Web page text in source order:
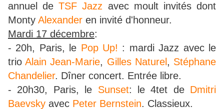
annuel deTSF Jazz avec moult invités dont
Monty Alexander en invité d'honneur.
Mardi 17 décembre:
- 20h, Paris, le Pop Up! : mardi Jazz avec le
trioAlain Jean-Marie, Gilles Naturel , Stéphane
Chandelier. Dîner concert. Entrée libre.
- 20h30, Paris, le Sunset: le 4tet de Dmitri
Baevsky avec Peter Bernstein. Classieux.